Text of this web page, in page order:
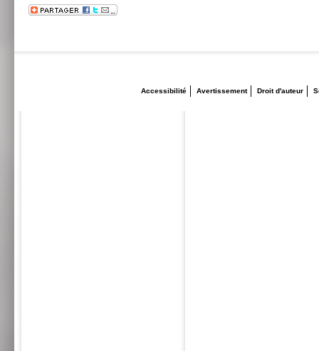
Accessibilité Avertissement Droit d'auteur